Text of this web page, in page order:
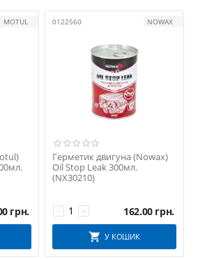
MOTUL
грн.
0122560 NOWAX
Герметик двигуна (Nowax)
Oil Stop Leak 300мл.
(NX30210)
+
− 162.00 грн.
У КОШИК